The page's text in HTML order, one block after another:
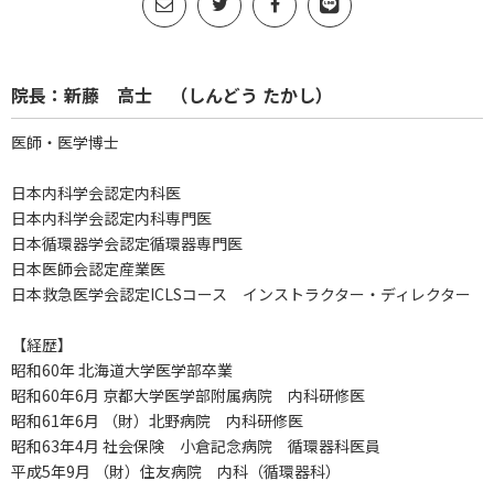
院長：新藤 高士 （しんどう たかし）
医師・医学博士
日本内科学会認定内科医
日本内科学会認定内科専門医
日本循環器学会認定循環器専門医
日本医師会認定産業医
日本救急医学会認定ICLSコース インストラクター・ディレクター
【経歴】
昭和60年 北海道大学医学部卒業
昭和60年6月 京都大学医学部附属病院 内科研修医
昭和61年6月 （財）北野病院 内科研修医
昭和63年4月 社会保険 小倉記念病院 循環器科医員
平成5年9月 （財）住友病院 内科（循環器科）